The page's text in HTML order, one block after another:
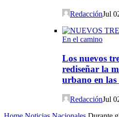
RedacciónJul
En el camino
Los nuevos
rediseñar la
urbano en las
RedacciónJul